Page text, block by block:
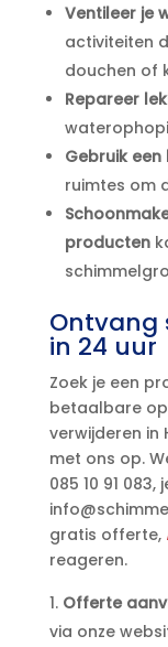
Ventileer je
activiteiten
douchen of
Repareer
Gebruik
ruimtes om
producten
Ontvang
in 24 uur
Zoek je een
betaalbare
verwijderen in
met ons op.​
085 10 91
gratis offerte,
reageren.​
Offerte
via onze